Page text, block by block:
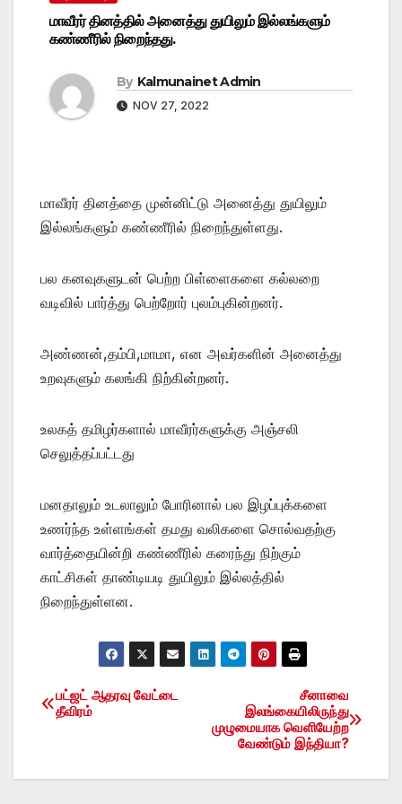
மாவீரர் தினத்தில் அனைத்து துயிலும் இல்லங்களும்
கண்ணீரில் நிறைந்தது.
By Kalmunainet Admin
NOV 27, 2022
மாவீரர் தினத்தை முன்னிட்டு அனைத்து துயிலும்
இல்லங்களும் கண்ணீரில் நிறைந்துள்ளது.
பல கனவுகளுடன் பெற்ற பிள்ளைகளை கல்லறை
வடிவில் பார்த்து பெற்றோர் புலம்புகின்றனர்.
அண்ணன்,தம்பி,மாமா, என அவர்களின் அனைத்து
உறவுகளும் கலங்கி நிற்கின்றனர்.
உலகத் தமிழர்களால் மாவீரர்களுக்கு அஞ்சலி
செலுத்தப்பட்டது
மனதாலும் உடலாலும் போரினால் பல இழப்புக்களை
உணர்ந்த உள்ளங்கள் தமது வலிகளை சொல்வதற்கு
வார்த்தையின்றி கண்ணீரில் கரைந்து நிற்கும்
காட்சிகள் தாண்டியடி துயிலும் இல்லத்தில்
நிறைந்துள்ளன.
Post
சீனாவை
இலங்கையிலிருந்து
முழுமையாக வெளியேற்ற
வேண்டும் இந்தியா?
பட்ஜட் ஆதரவு வேட்டை
தீவிரம்